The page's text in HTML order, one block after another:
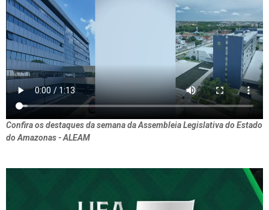
Confira os destaques da semana da Assembleia Legislativa do Estado
do Amazonas - ALEAM